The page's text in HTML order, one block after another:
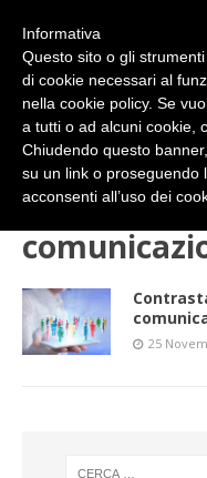
25
Informativa
Questo sito o gli
di cookie necessari al
nella cookie policy. Se
a tutti o ad alcuni cookie,
Chiudendo questo
su un link o proseguendo
acconsenti all’uso dei